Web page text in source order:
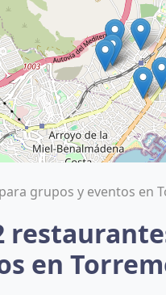
grupos y eventos en
en